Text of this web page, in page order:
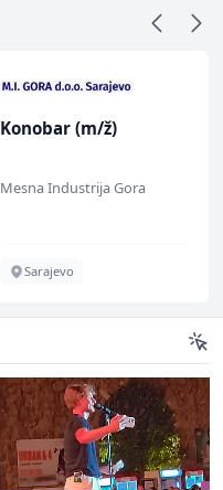
Konobar (m/ž)
Mesna Industrija Gora
Sarajevo